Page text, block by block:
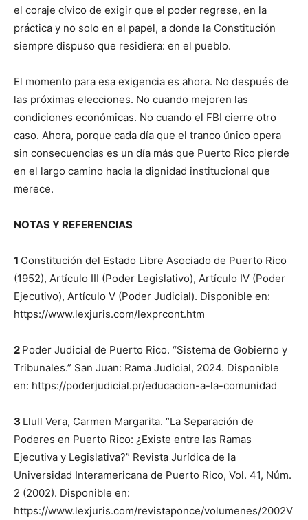
el coraje cívico de exigir que el poder regrese, en la
práctica y no solo en el papel, a donde la Constitución
siempre dispuso que residiera: en el pueblo.
El momento para esa exigencia es ahora. No después de
las próximas elecciones. No cuando mejoren las
condiciones económicas. No cuando el FBI cierre otro
caso. Ahora, porque cada día que el tranco único opera
sin consecuencias es un día más que Puerto Rico pierde
en el largo camino hacia la dignidad institucional que
merece.
NOTAS Y REFERENCIAS
1 Constitución del Estado Libre Asociado de Puerto Rico
(1952), Artículo III (Poder Legislativo), Artículo IV (Poder
Ejecutivo), Artículo V (Poder Judicial). Disponible en:
https://www.lexjuris.com/lexprcont.htm
2 Poder Judicial de Puerto Rico. “Sistema de Gobierno y
Tribunales.” San Juan: Rama Judicial, 2024. Disponible
en: https://poderjudicial.pr/educacion-a-la-comunidad
3 Llull Vera, Carmen Margarita. “La Separación de
Poderes en Puerto Rico: ¿Existe entre las Ramas
Ejecutiva y Legislativa?” Revista Jurídica de la
Universidad Interamericana de Puerto Rico, Vol. 41, Núm.
2 (2002). Disponible en:
https://www.lexjuris.com/revistaponce/volumenes/2002V